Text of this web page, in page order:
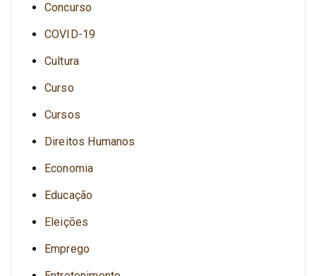
Concurso
COVID-19
Cultura
Curso
Cursos
Direitos Humanos
Economia
Educação
Eleições
Emprego